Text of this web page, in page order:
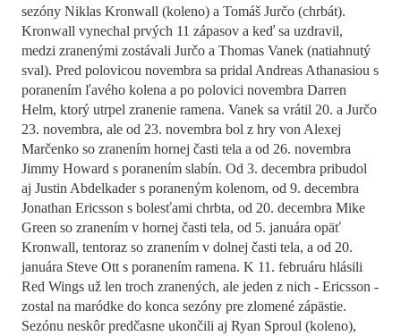
sezóny Niklas Kronwall (koleno) a Tomáš Jurčo (chrbát).
Kronwall vynechal prvých 11 zápasov a keď sa uzdravil,
medzi zranenými zostávali Jurčo a Thomas Vanek (natiahnutý
sval). Pred polovicou novembra sa pridal Andreas Athanasiou s
poranením ľavého kolena a po polovici novembra Darren
Helm, ktorý utrpel zranenie ramena. Vanek sa vrátil 20. a Jurčo
23. novembra, ale od 23. novembra bol z hry von Alexej
Marčenko so zranením hornej časti tela a od 26. novembra
Jimmy Howard s poranením slabín. Od 3. decembra pribudol
aj Justin Abdelkader s poraneným kolenom, od 9. decembra
Jonathan Ericsson s bolesťami chrbta, od 20. decembra Mike
Green so zranením v hornej časti tela, od 5. januára opäť
Kronwall, tentoraz so zranením v dolnej časti tela, a od 20.
januára Steve Ott s poranením ramena. K 11. februáru hlásili
Red Wings už len troch zranených, ale jeden z nich - Ericsson -
zostal na maródke do konca sezóny pre zlomené zápästie.
Sezónu neskôr predčasne ukončili aj Ryan Sproul (koleno),